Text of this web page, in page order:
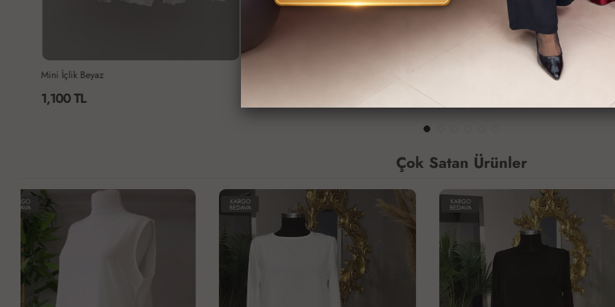
Mini İçlik Beyaz
1,100 TL
Çok Satan Ürünler
KARGO
BEDAVA